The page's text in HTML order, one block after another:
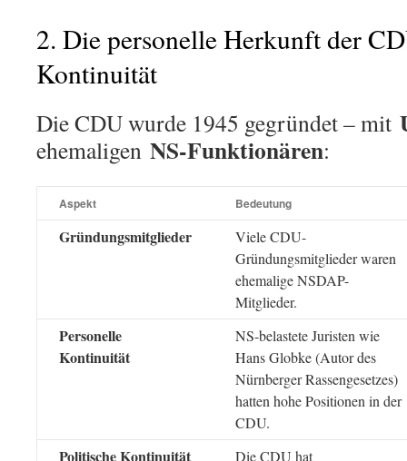
2. Die personelle Herkunft der
Kontinuität
Die CDU wurde 1945 gegründet – mit
ehemaligen NS-Funktionären:
Aspekt Bedeutung
Gründungsmitglieder
Viele CDU-
Gründungsmitglieder waren
ehemalige NSDAP-
Mitglieder.
Personelle
Kontinuität
NS-belastete Juristen wie
Hans Globke (Autor des
Nürnberger Rassengesetzes)
hatten hohe Positionen in der
CDU.
Politische Kontinuität
Die CDU hat